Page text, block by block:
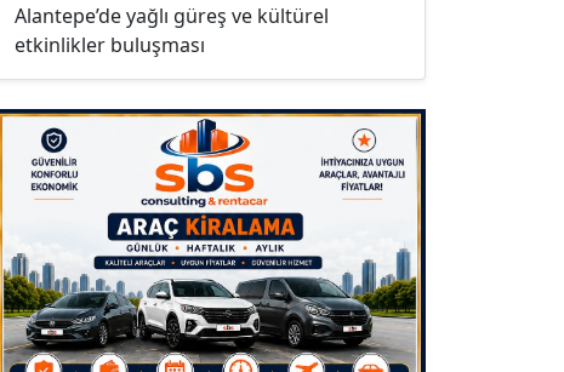
Alantepe’de yağlı güreş ve kültürel
etkinlikler buluşması